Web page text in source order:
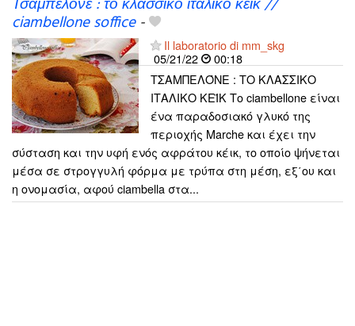
ciambellone soffice-
Il laboratorio di mm_skg
05/21/22
00:18
ΤΣΑΜΠΕΛΌΝΕ : ΤΟ ΚΛΑΣΣΙΚΟ
ΙΤΑΛΙΚΟ ΚΕΪΚ Το ciambellone είναι
ένα παραδοσιακό γλυκό της
περιοχής Marche και έχει την
σύσταση και την υφή ενός αφράτου κέικ, το οποίο ψήνεται
μέσα σε στρογγυλή φόρμα με τρύπα στη μέση, εξ΄ου και
η ονομασία, αφού ciambella στα...